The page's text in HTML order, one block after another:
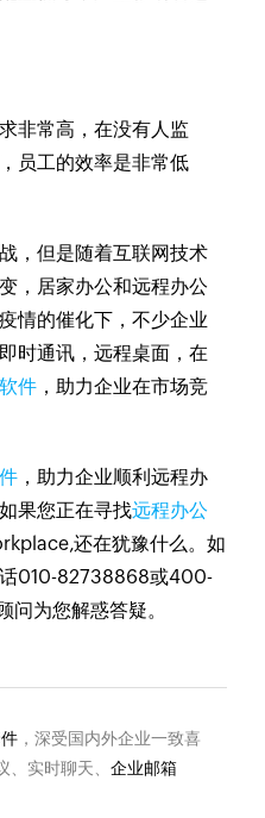
非常高，在没有人监
员工的效率是非常低
，但是随着互联网技术
，居家办公和远程办公
情的催化下，不少企业
时通讯，远程桌面，在
件 ，助力企业在市场竞
，助力企业顺利远程办
果您正在寻找远程办公
还在犹豫什么。如
010-82738868或400-
为您解惑答疑。
，深受国内外企业一致喜
实时聊天、 企业邮箱